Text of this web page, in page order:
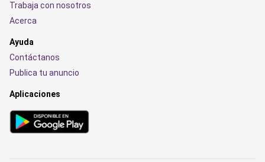
Trabaja con nosotros
Acerca
Ayuda
Contáctanos
Publica tu anuncio
Aplicaciones